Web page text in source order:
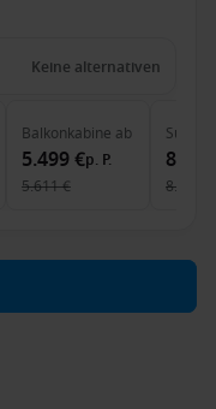
Keine alternativen
Balkonkabine ab
5.499 €p. P.
5.611 €
Suite
8.866 €